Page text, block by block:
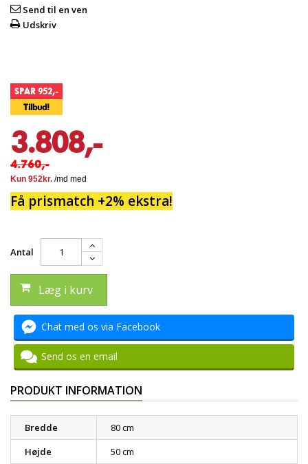
Send til en ven
Udskriv
SPAR 952,-
Tilbud!
3.808,-
4.760,-
Få prismatch +2% ekstra!
Antal
Læg i kurv
Chat med os via Facebook
Send os en email
PRODUKT INFORMATION
Bredde
80 cm
Højde
50 cm